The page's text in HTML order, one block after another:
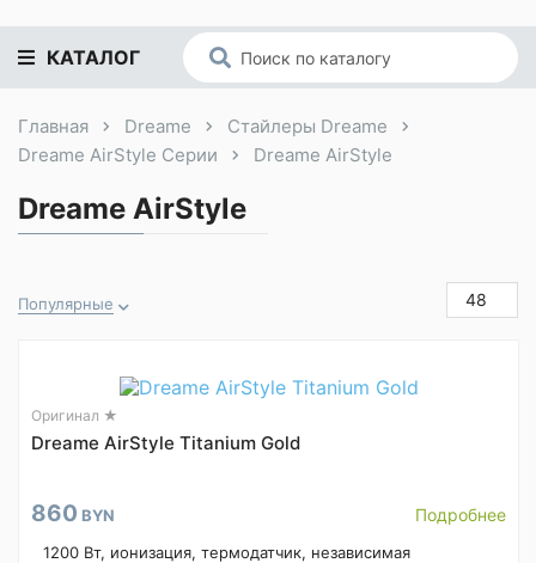
КАТАЛОГ
Главная Dreame
Стайлеры Dreame
Dreame AirStyle Серии
Dreame AirStyle
Dreame AirStyle
Популярные 48
Оригинал ★
Dreame AirStyle Titanium Gold
860 BYN Подробнее
1200 Вт, ионизация, термодатчик, независимая